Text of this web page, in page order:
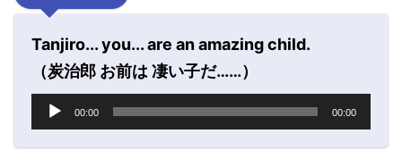
Tanjiro... you... are an amazing child.
（炭治郎 お前は 凄い子だ……）
00:00 00:00